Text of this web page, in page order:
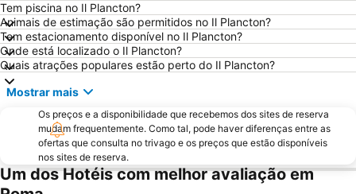
Prati
Basílica de Santa Maria Maggiore
Barberini - Fontana di Trevi Metro Station
International Airport Roma Ciampino
Praça de São Pedro
Trevi
Via del Corso
Termas de Caracala
Colosseo Metro Station
Spagna Metro Station
Estádio Olímpico de Roma
Parioli
Tem piscina no Il Plancton?
Animais de estimação são permitidos no Il Plancton?
Tem estacionamento disponível no Il Plancton?
Onde está localizado o Il Plancton?
Quais atrações populares estão perto do Il Plancton?
Mostrar mais
Os preços e a disponibilidade que recebemos dos sites de reserva
mudam frequentemente. Como tal, pode haver diferenças entre as
ofertas que consulta no trivago e os preços que estão disponíveis
nos sites de reserva.
Um dos Hotéis com melhor avaliação em